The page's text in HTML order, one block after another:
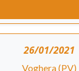
26/01/2021
Voghera (PV)